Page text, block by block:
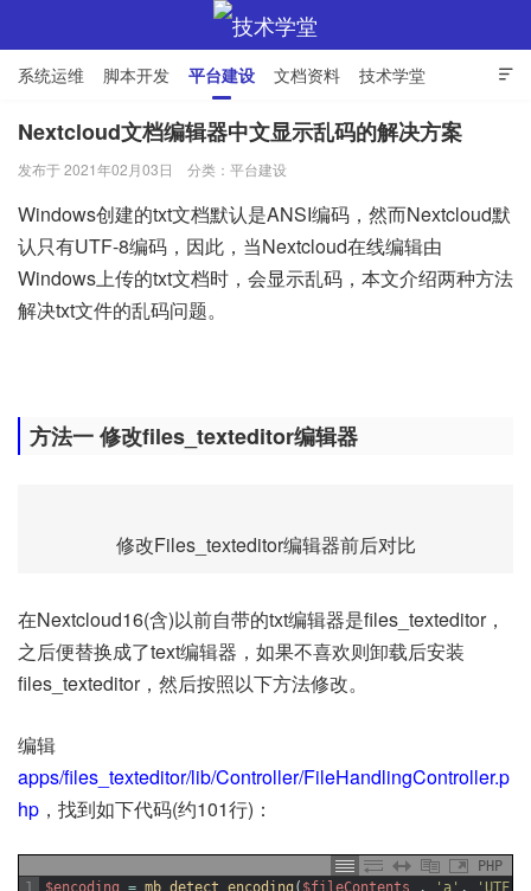

系统运维 脚本开发 平台建设 文档资料 技术学堂
Nextcloud文档编辑器中文显示乱码的解决方案
发布于 2021年02月03日 分类： 平台建设
Windows创建的txt文档默认是ANSI编码，然而Nextcloud默
认只有UTF-8编码，因此，当Nextcloud在线编辑由
Windows上传的txt文档时，会显示乱码，本文介绍两种方法
解决txt文件的乱码问题。
方法一 修改files_texteditor编辑器
修改Files_texteditor编辑器前后对比
在Nextcloud16(含)以前自带的txt编辑器是files_texteditor，
之后便替换成了text编辑器，如果不喜欢则卸载后安装
files_texteditor，然后按照以下方法修改。
编辑
apps/files_texteditor/lib/Controller/FileHandlingController.p
hp ，找到如下代码(约101行)：
PHP
1
$encoding = mb_detect_encoding ( $fileContents . 'a' , 'UTF-